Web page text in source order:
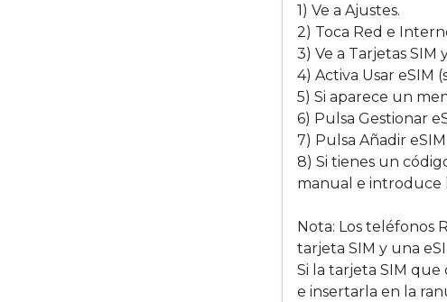
1) Ve a Ajustes.
2) Toca Red e
3) Ve a Tarjetas SIM
4) Activa Usar eSIM
5) Si aparece un
6) Pulsa Gestionar
7) Pulsa Añadir eSIM.
8) Si tienes un
manual e introduce
Nota: Los teléfonos
tarjeta SIM y una
Si la tarjeta SIM que
e insertarla en la